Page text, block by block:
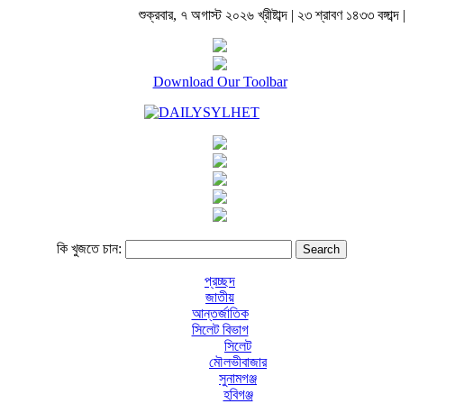
শুক্রবার, ৭ অগাস্ট ২০২৬ খ্রীষ্টাব্দ | ২৩ শ্রাবণ ১৪৩৩ বঙ্গাব্দ |
Download Our Toolbar
কি খুজতে চান:
প্রচ্ছদ
জাতীয়
আন্তর্জাতিক
সিলেট বিভাগ
সিলেট
মৌলভীবাজার
সুনামগঞ্জ
হবিগঞ্জ